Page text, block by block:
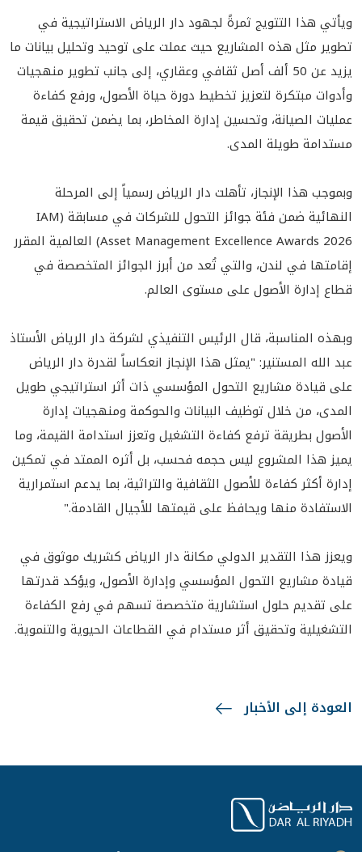
ويأتي هذا التتويج ثمرةً لجهود دار الرياض الاستراتيجية في
تطوير مثل هذه المشاريع حيث عملت على توحيد وتحليل بيانات ما
يزيد عن 50 ألف أصل ثقافي وعقاري، إلى جانب تطوير منهجيات
وأدوات مبتكرة لتعزيز تخطيط دورة حياة الأصول، ورفع كفاءة
عمليات الصيانة، وتحسين إدارة المخاطر، بما يضمن تحقيق قيمة
مستدامة طويلة المدى.
وبموجب هذا الإنجاز، تأهلت دار الرياض رسمياً إلى المرحلة
النهائية ضمن فئة جوائز التحول للشركات في مسابقة (IAM
Asset Management Excellence Awards 2026) العالمية المقرر
إقامتها في لندن، والتي تُعد من أبرز الجوائز المتخصصة في
قطاع إدارة الأصول على مستوى العالم.
وبهذه المناسبة، قال الرئيس التنفيذي لشركة دار الرياض الأستاذ
عبد الله المستنير: "يمثل هذا الإنجاز انعكاساً لقدرة دار الرياض
على قيادة مشاريع التحول المؤسسي ذات أثر استراتيجي طويل
المدى، من خلال توظيف البيانات والحوكمة ومنهجيات إدارة
الأصول بطريقة ترفع كفاءة التشغيل وتعزز استدامة القيمة، وما
يميز هذا المشروع ليس حجمه فحسب، بل أثره الممتد في تمكين
إدارة أكثر كفاءة للأصول الثقافية والتراثية، بما يدعم استمرارية
الاستفادة منها ويحافظ على قيمتها للأجيال القادمة."
ويعزز هذا التقدير الدولي مكانة دار الرياض كشريك موثوق في
قيادة مشاريع التحول المؤسسي وإدارة الأصول، ويؤكد قدرتها
على تقديم حلول استشارية متخصصة تسهم في رفع الكفاءة
التشغيلية وتحقيق أثر مستدام في القطاعات الحيوية والتنموية.
العودة إلى الأخبار